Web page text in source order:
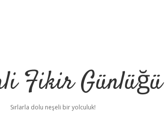
Fikir Günlüğü
Sırlarla dolu neşeli bir yolculuk!